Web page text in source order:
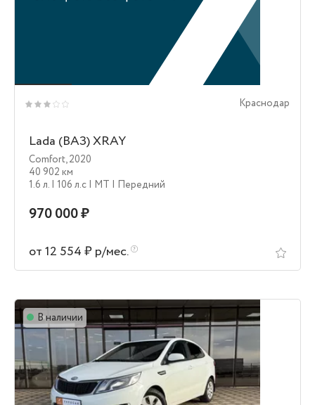
Краснодар
Lada (ВАЗ) XRAY
Comfort,2020
40 902 км
1.6 л. | 106 л.c | MT | Передний
970 000 ₽
от 12 554 ₽ р/мес.
В наличии